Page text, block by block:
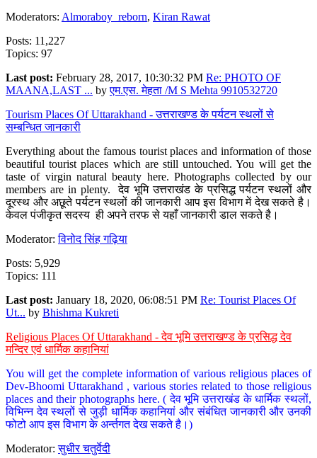
Moderators: Almoraboy_reborn, Kiran Rawat
Posts: 11,227
Topics: 97
Last post: February 28, 2017, 10:30:32 PM Re: PHOTO OF
MAANA,LAST ... byएम.एस. मेहता /M S Mehta 9910532720
Tourism Places Of Uttarakhand - उत्तराखण्ड के पर्यटन स्थलों से
सम्बन्धित जानकारी
Everything about the famous tourist places and information of those
beautiful tourist places which are still untouched. You will get the
taste of virgin natural beauty here. Photographs collected by our
members are in plenty. देव भूमि उत्तराखंड के प्रसिद्ध पर्यटन स्थलों और
दूरस्थ और अछूते पर्यटन स्थलों की जानकारी आप इस विभाग में देख सकते है।
केवल पंजीकृत सदस्य ही अपने तरफ से यहाँ जानकारी डाल सकते है।
Moderator:विनोद सिंह गढ़िया
Posts: 5,929
Topics: 111
Last post: January 18, 2020, 06:08:51 PM Re: Tourist Places Of
Ut... by Bhishma Kukreti
Religious Places Of Uttarakhand - देव भूमि उत्तराखण्ड के प्रसिद्ध देव
मन्दिर एवं धार्मिक कहानियां
You will get the complete information of various religious places of
Dev-Bhoomi Uttarakhand , various stories related to those religious
places and their photographs here. ( देव भूमि उत्तराखंड के धार्मिक स्थलों,
विभिन्न देव स्थलों से जुड़ी धार्मिक कहानियां और संबंधित जानकारी और उनकी
फोटो आप इस विभाग के अर्न्तगत देख सकते है।)
Moderator:सुधीर चतुर्वेदी